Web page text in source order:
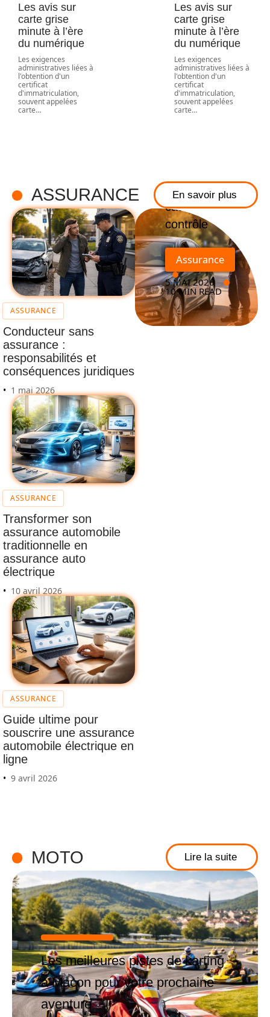
Les avis sur
carte grise
minute à l’ère
du numérique
Les exigences
administratives liées à
l'obtention d'un
certificat
d'immatriculation,
souvent appelées
carte…
Les avis sur
carte grise
minute à l’ère
du numérique
Les exigences
administratives liées à
l'obtention d'un
certificat
d'immatriculation,
souvent appelées
carte…
ASSURANCE En savoir plus
ASSURANCE
Conducteur sans
assurance :
responsabilités et
conséquences juridiques
1 mai 2026
ASSURANCE
Transformer son
assurance automobile
traditionnelle en
assurance auto
électrique
10 avril 2026
ASSURANCE
Guide ultime pour
souscrire une assurance
automobile électrique en
ligne
9 avril 2026
risques en
cas de
contrôle
Assurance
5 MAI 2026
10 MIN READ
MOTO Lire la suite
Les meilleures pistes de karting
à Macon pour votre prochaine
aventure